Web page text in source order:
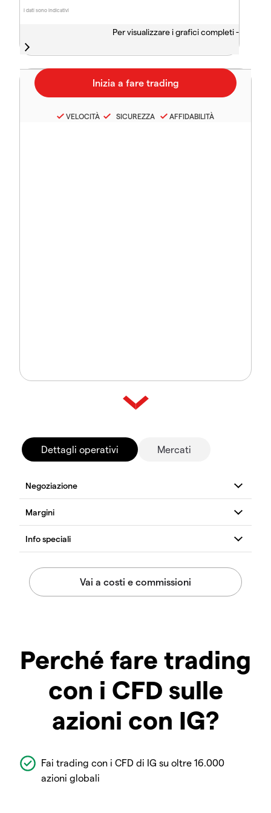
I dati sono indicativi
Per visualizzare i grafici completi -
VELOCITÀ SICUREZZA AFFIDABILITÀ
Dettagli operativi Mercati
Perché fare trading
con i CFD sulle
azioni con IG?
Fai trading con i CFD di IG su oltre 16.000
azioni globali